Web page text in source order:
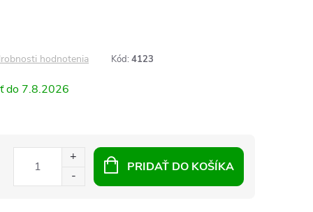
hodnotenia Kód: 4123
7.8.2026
PRIDAŤ DO KOŠÍKA